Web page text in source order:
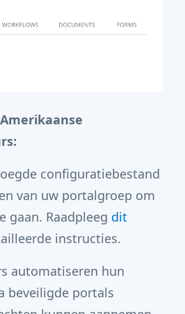
configuratiebestand
van uw portalgroep om
gaan. Raadpleeg dit
instructies.
automatiseren hun
beveiligde portals